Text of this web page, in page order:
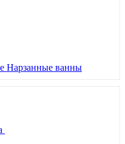
Нарзанные ванны